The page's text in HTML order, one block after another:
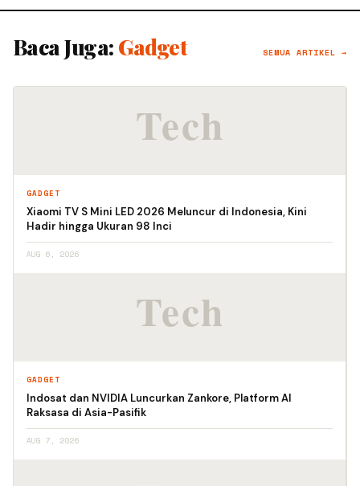
Baca Juga: Gadget SEMUA ARTIKEL →
GADGET
Xiaomi TV S Mini LED 2026 Meluncur di Indonesia, Kini
Hadir hingga Ukuran 98 Inci
AUG 6, 2026
GADGET
Indosat dan NVIDIA Luncurkan Zankore, Platform AI
Raksasa di Asia-Pasifik
AUG 7, 2026